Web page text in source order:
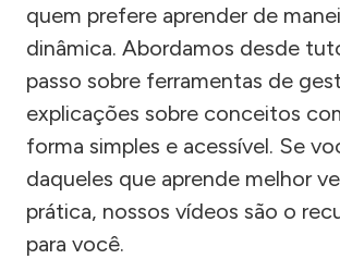
quem prefere aprender de
dinâmica. Abordamos desde
passo sobre ferramentas de
explicações sobre conceitos
forma simples e acessível. Se
daqueles que aprende melhor
prática, nossos vídeos são o
para você.